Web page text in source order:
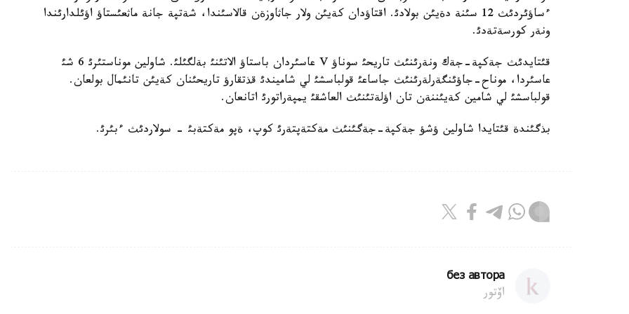
ءساؤئردئث 12 سئنة دةيئن بولادئ. اقتاؤدان كةيئن ولار جاثاوزةن قالاسئندا، شةتپة جانة ماثعئستاؤ اؤئلدارئندا
ونةر كورسةتةدئ.
قئتايدئث جةكپة-جةك ونةرئنئث تاريحئ سوناؤ V عاسئردان باستاؤ الاتئنئ بةلگئلئ. شاولين موناستئرئ 6 شئ
عاسئردا، موناح-جاؤئنگةرلةرئنئث جاساعئ قولباسشئ لي شاميندئ قذتقارؤ تاريحئنان كةيئن تانئمال بولعان.
قولباسشئ لي شامين كةيئننةن تان اؤلةتئنئث العاشقئ يمپةراتورئ اتانعان.
بذگئندة قئتايدا شاولين ؤشؤ جةكپة-جةگئنئث مةكتةپتةرئ كوپ، ةپو مةكتةبئ - سولاردئث ءبئرئ.
без автора
اۆتور